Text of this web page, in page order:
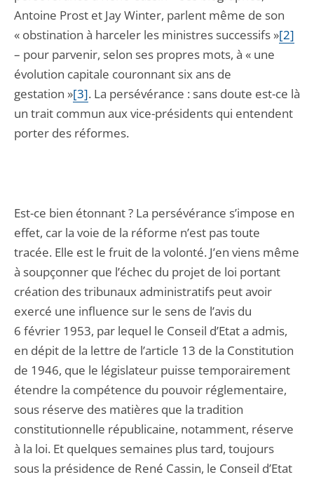
Antoine Prost et Jay Winter, parlent même de son
« obstination à harceler les ministres successifs »[2]
– pour parvenir, selon ses propres mots, à « une
évolution capitale couronnant six ans de
gestation »[3]. La persévérance : sans doute est-ce là
un trait commun aux vice-présidents qui entendent
porter des réformes.
Est-ce bien étonnant ? La persévérance s’impose en
effet, car la voie de la réforme n’est pas toute
tracée. Elle est le fruit de la volonté. J’en viens même
à soupçonner que l’échec du projet de loi portant
création des tribunaux administratifs peut avoir
exercé une influence sur le sens de l’avis du
6 février 1953, par lequel le Conseil d’Etat a admis,
en dépit de la lettre de l’article 13 de la Constitution
de 1946, que le législateur puisse temporairement
étendre la compétence du pouvoir réglementaire,
sous réserve des matières que la tradition
constitutionnelle républicaine, notamment, réserve
à la loi. Et quelques semaines plus tard, toujours
sous la présidence de René Cassin, le Conseil d’Etat